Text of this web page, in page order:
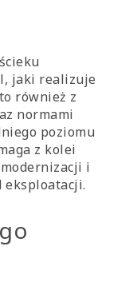
jaki realizuje
również z
normami
poziomu
z kolei
i
eksploatacji.